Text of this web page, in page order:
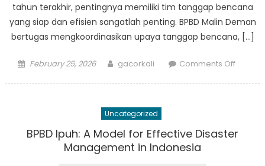
Krisis
tahun terakhir, pentingnya memiliki tim tanggap bencana
yang siap dan efisien sangatlah penting. BPBD Malin Deman
bertugas mengkoordinasikan upaya tanggap bencana, […]
Posted
February 25, 2026 Author
gacorkali Comments Offon
Bersiap
Uncategorized
BPBD Ipuh: A Model for Effective Disaster
Management in Indonesia